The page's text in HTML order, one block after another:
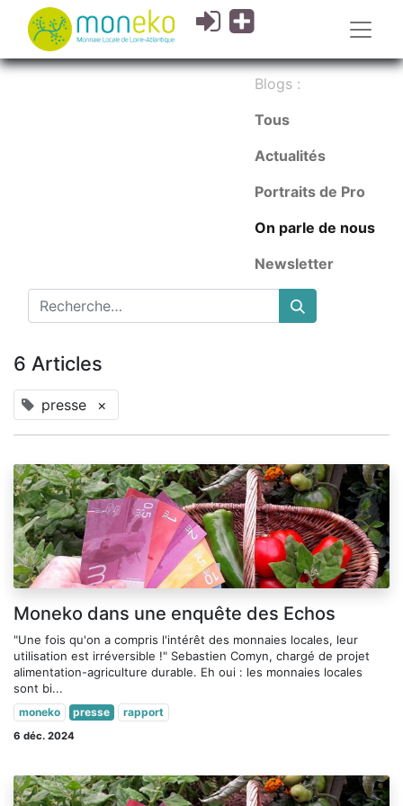
Blogs :
Tous
Actualités
Portraits de Pro
On parle de nous
Newsletter
6 Articles
presse ×
Moneko dans une enquête des Echos
"Une fois qu'on a compris l'intérêt des monnaies locales, leur
utilisation est irréversible !" Sebastien Comyn, chargé de projet
alimentation-agriculture durable. Eh oui : les monnaies locales
sont bi...
moneko presse rapport
6 déc. 2024